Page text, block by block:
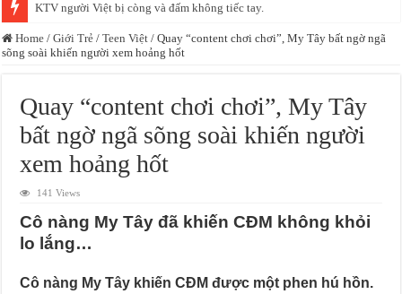
KTV người Việt bị còng và đấm không tiếc tay.
Home / Giới Trẻ / Teen Việt / Quay “content chơi chơi”, My Tây bất ngờ ngã
sõng soài khiến người xem hoảng hốt
Quay “content chơi chơi”, My Tây
bất ngờ ngã sõng soài khiến người
xem hoảng hốt
141 Views
Cô nàng My Tây đã khiến CĐM không khỏi
lo lắng…
Cô nàng My Tây khiến CĐM được một phen hú hồn.